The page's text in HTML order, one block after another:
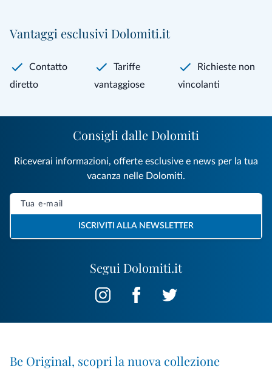
Vantaggi esclusivi Dolomiti.it
Contatto
diretto
Tariffe
vantaggiose
Richieste non
vincolanti
Segui Dolomiti.it
Consigli dalle Dolomiti
Riceverai informazioni, offerte esclusive e news per la tua
vacanza nelle Dolomiti.
ISCRIVITI ALLA NEWSLETTER
Be Original, scopri la nuova collezione